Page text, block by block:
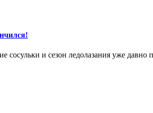
сосульки и сезон ледолазания уже